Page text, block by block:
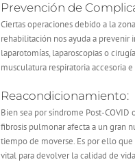
Prevención de
Ciertas operaciones debido a la
rehabilitación nos ayuda a prevenir
laparotomías, laparoscopias o
musculatura respiratoria accesoria
Reacondicionamiento:
Bien sea por síndrome Post-
fibrosis pulmonar afecta a un gran
tiempo de moverse. Es por ello
vital para devolver la calidad de